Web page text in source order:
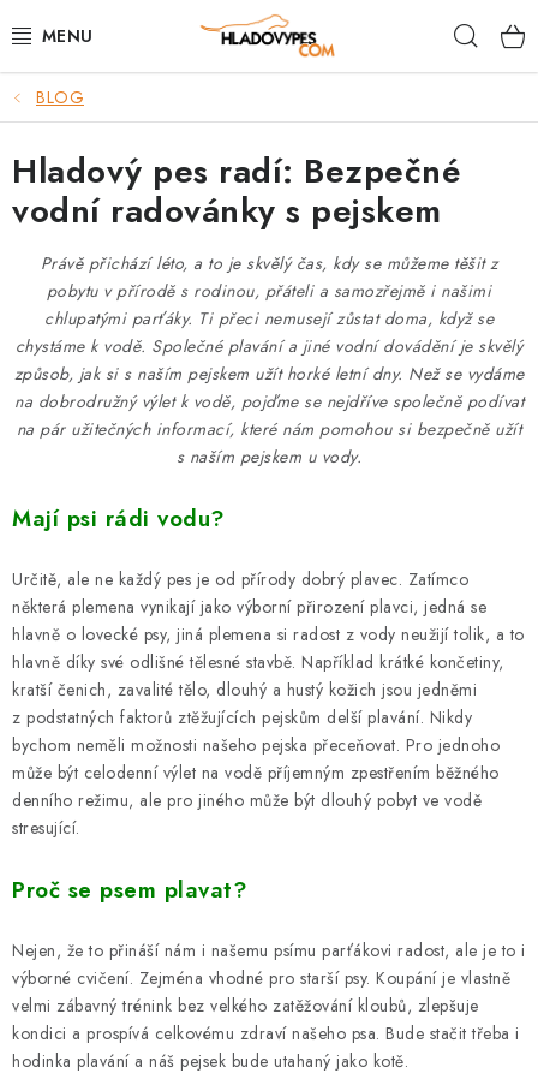
na
POTŘEBY PRO PSY
TAMI PŘEPRAVNÍ BOXY
SPORT SE PSEM
BACK ON TRACK
FAQ
VĚRNOSTNÍ PROGRAM
BLOG
SLUŽBY
VÝMĚNA, VRÁCENÍ A REKLAMACE
O nás Kontakty
Doprava a platba
Výměna, vrácení a reklamace
Zásady použivání souboru cookies
FAQ
BLOG
Hladový pes radí: Bezpečné
vodní radovánky s pejskem
Právě přichází léto, a to je skvělý čas, kdy se můžeme těšit z
pobytu v přírodě s rodinou, přáteli a samozřejmě i našimi
chlupatými parťáky. Ti přeci nemusejí zůstat doma, když se
chystáme k vodě. Společné plavání a jiné vodní dovádění je skvělý
způsob, jak si s naším pejskem užít horké letní dny. Než se vydáme
na dobrodružný výlet k vodě, pojďme se nejdříve společně podívat
na pár užitečných informací, které nám pomohou si bezpečně užít
s naším pejskem u vody.
Mají psi rádi vodu?
Určitě, ale ne každý pes je od přírody dobrý plavec. Zatímco
některá plemena vynikají jako výborní přirození plavci, jedná se
hlavně o lovecké psy, jiná plemena si radost z vody neužijí tolik, a to
hlavně díky své odlišné tělesné stavbě. Například krátké končetiny,
kratší čenich, zavalité tělo, dlouhý a hustý kožich jsou jedněmi
z podstatných faktorů ztěžujících pejskům delší plavání. Nikdy
bychom neměli možnosti našeho pejska přeceňovat. Pro jednoho
může být celodenní výlet na vodě příjemným zpestřením běžného
denního režimu, ale pro jiného může být dlouhý pobyt ve vodě
stresující.
Proč se psem plavat?
Nejen, že to přináší nám i našemu psímu parťákovi radost, ale je to i
výborné cvičení. Zejména vhodné pro starší psy. Koupání je vlastně
velmi zábavný trénink bez velkého zatěžování kloubů, zlepšuje
kondici a prospívá celkovému zdraví našeho psa. Bude stačit třeba i
hodinka plavání a náš pejsek bude utahaný jako kotě.